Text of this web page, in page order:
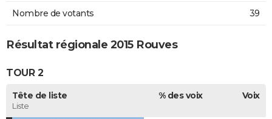
Nombre de votants 39
Résultat régionale 2015 Rouves
TOUR 2
Tête de liste
Liste
% des voix Voix